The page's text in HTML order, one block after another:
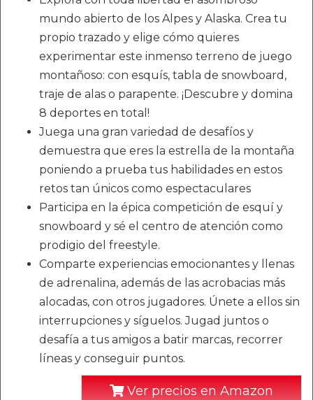
mundo abierto de los Alpes y Alaska. Crea tu
propio trazado y elige cómo quieres
experimentar este inmenso terreno de juego
montañoso: con esquís, tabla de snowboard,
traje de alas o parapente. ¡Descubre y domina
8 deportes en total!
Juega una gran variedad de desafíos y
demuestra que eres la estrella de la montaña
poniendo a prueba tus habilidades en estos
retos tan únicos como espectaculares
Participa en la épica competición de esquí y
snowboard y sé el centro de atención como
prodigio del freestyle.
Comparte experiencias emocionantes y llenas
de adrenalina, además de las acrobacias más
alocadas, con otros jugadores. Únete a ellos sin
interrupciones y síguelos. Jugad juntos o
desafía a tus amigos a batir marcas, recorrer
líneas y conseguir puntos.
Ver precios en Amazon